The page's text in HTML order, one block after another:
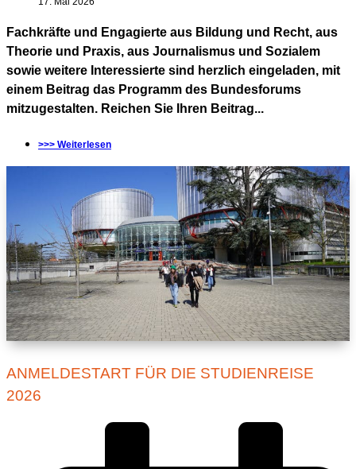
Fachkräfte und Engagierte aus Bildung und Recht, aus
Theorie und Praxis, aus Journalismus und Sozialem
sowie weitere Interessierte sind herzlich eingeladen, mit
einem Beitrag das Programm des Bundesforums
mitzugestalten. Reichen Sie Ihren Beitrag...
>>> Weiterlesen
ANMELDESTART FÜR DIE STUDIENREISE
2026